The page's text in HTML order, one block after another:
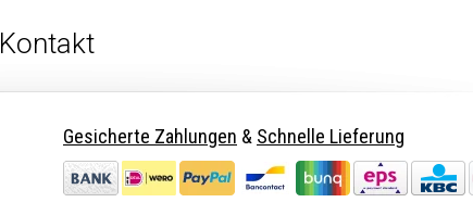
Kontakt
Gesicherte Zahlungen & Schnelle Lieferung